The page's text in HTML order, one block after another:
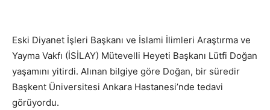
Eski Diyanet İşleri Başkanı ve İslami İlimleri Araştırma ve
Yayma Vakfı (İSİLAY) Mütevelli Heyeti Başkanı Lütfi Doğan
yaşamını yitirdi. Alınan bilgiye göre Doğan, bir süredir
Başkent Üniversitesi Ankara Hastanesi’nde tedavi
görüyordu.